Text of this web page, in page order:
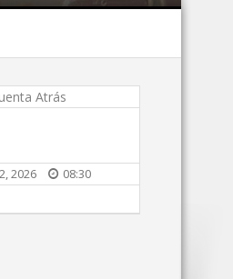
Atrás
2026 08:30